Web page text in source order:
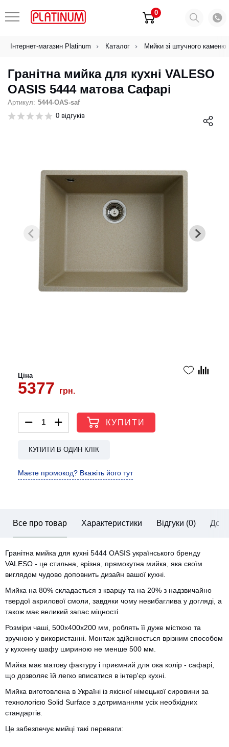
0
Інтернет-магазин Platinum Каталог Мийки зі штучного каменю
Гранітна мийка для кухні VALESO
OASIS 5444 матова Сафарі
Артикул: 5444-OAS-saf
0 відгуків
Ціна
5377 грн.
КУПИТИ
КУПИТИ В ОДИН КЛІК
Маєте промокод? Вкажіть його тут
Все про товар Характеристики Відгуки (0)
Гранітна мийка для кухні 5444 OASIS українського бренду
VALESO - це стильна, врізна, прямокутна мийка, яка своїм
виглядом чудово доповнить дизайн вашої кухні.
Мийка на 80% складається з кварцу та на 20% з надзвичайно
твердої акрилової смоли, завдяки чому невибаглива у догляді, а
також має великий запас міцності.
Розміри чаші, 500х400х200 мм, роблять її дуже місткою та
зручною у використанні. Монтаж здійснюється врізним способом
у кухонну шафу шириною не менше 500 мм.
Мийка має матову фактуру і приємний для ока колір - сафарі,
що дозволяє їй легко вписатися в інтер'єр кухні.
Мийка виготовлена ​​в Україні із якісної німецької сировини за
технологією Solid Surface з дотриманням усіх необхідних
стандартів.
Це забезпечує мийці такі переваги: